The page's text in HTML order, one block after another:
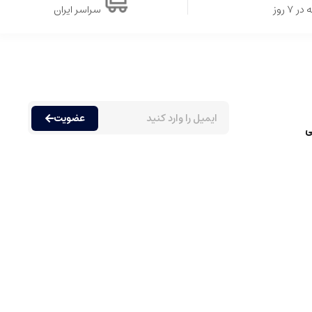
روز سراسر ایران
عضویت